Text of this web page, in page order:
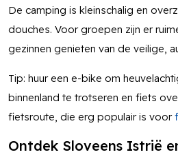
De camping is kleinschalig en
douches. Voor groepen zijn er
gezinnen genieten van de veilige,
Tip: huur een e-bike om
binnenland te trotseren en fiets
fietsroute, die erg populair is voor
Ontdek Sloveens Istrië